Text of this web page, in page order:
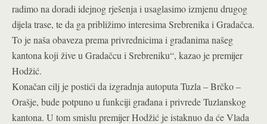
radimo na doradi idejnog rješenja i usaglasimo izmjenu drugog
dijela trase, te da ga približimo interesima Srebrenika i Gradačca.
To je naša obaveza prema privrednicima i građanima našeg
kantona koji žive u Gradačcu i Srebreniku“, kazao je premijer
Hodžić.
Konačan cilj je postići da izgradnja autoputa Tuzla – Brčko –
Orašje, bude potpuno u funkciji građana i privrede Tuzlanskog
kantona. U tom smislu premijer Hodžić je istaknuo da će Vlada